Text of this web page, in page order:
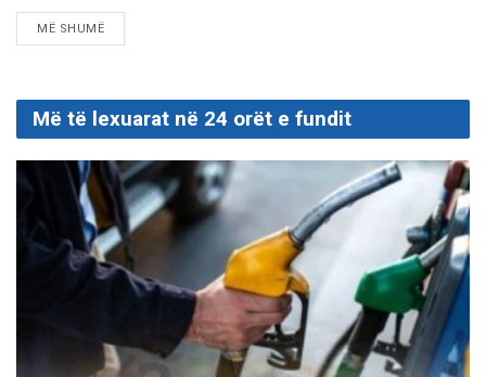
MË SHUMËDETAILS
Më të lexuarat në 24 orët e fundit